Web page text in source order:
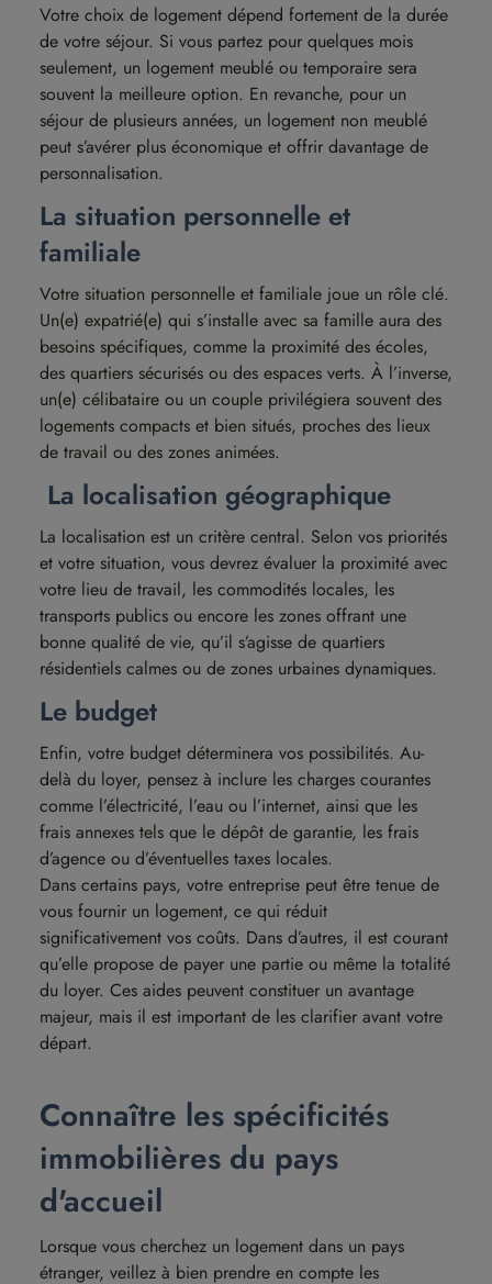
Votre choix de logement dépend fortement de la durée
de votre séjour. Si vous partez pour quelques mois
seulement, un logement meublé ou temporaire sera
souvent la meilleure option. En revanche, pour un
séjour de plusieurs années, un logement non meublé
peut s’avérer plus économique et offrir davantage de
personnalisation.
La situation personnelle et
familiale
Votre situation personnelle et familiale joue un rôle clé.
Un(e) expatrié(e) qui s’installe avec sa famille aura des
besoins spécifiques, comme la proximité des écoles,
des quartiers sécurisés ou des espaces verts. À l’inverse,
un(e) célibataire ou un couple privilégiera souvent des
logements compacts et bien situés, proches des lieux
de travail ou des zones animées.
La localisation géographique
La localisation est un critère central. Selon vos priorités
et votre situation, vous devrez évaluer la proximité avec
votre lieu de travail, les commodités locales, les
transports publics ou encore les zones offrant une
bonne qualité de vie, qu’il s’agisse de quartiers
résidentiels calmes ou de zones urbaines dynamiques.
Le budget
Enfin, votre budget déterminera vos possibilités. Au-
delà du loyer, pensez à inclure les charges courantes
comme l’électricité, l’eau ou l’internet, ainsi que les
frais annexes tels que le dépôt de garantie, les frais
d’agence ou d’éventuelles taxes locales.
Dans certains pays, votre entreprise peut être tenue de
vous fournir un logement, ce qui réduit
significativement vos coûts. Dans d’autres, il est courant
qu’elle propose de payer une partie ou même la totalité
du loyer. Ces aides peuvent constituer un avantage
majeur, mais il est important de les clarifier avant votre
départ.
Connaître les spécificités
immobilières du pays
d'accueil
Lorsque vous cherchez un logement dans un pays
étranger, veillez à bien prendre en compte les